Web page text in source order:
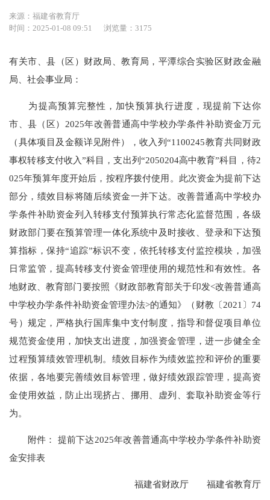
来源：福建省教育厅
时间：2025-01-08 09:51
浏览量：3175
有关市、县（区）财政局、教育局，平潭综合实验区财政金融
局、社会事业局：
为提高预算完整性，加快预算执行进度，现提前下达你
市、县（区）2025年改善普通高中学校办学条件补助资金万元
（具体项目及金额详见附件），收入列“1100245教育共同财政
事权转移支付收入”科目，支出列“2050204高中教育”科目，待2
025年预算年度开始后，按程序拨付使用。此次资金为提前下达
部分，绩效目标将随后续资金一并下达。改善普通高中学校办
学条件补助资金列入转移支付预算执行常态化监督范围，各级
财政部门要在预算管理一体化系统中及时接收、登录和下达预
算指标，保持“追踪”标识不变，依托转移支付监控模块，加强
日常监管，提高转移支付资金管理使用的规范性和有效性。各
地财政、教育部门要按照《财政部教育部关于印发<改善普通高
中学校办学条件补助资金管理办法>的通知》（财教〔2021〕74
号）规定，严格执行国库集中支付制度，指导和督促项目单位
规范资金使用，加快支出进度，加强资金管理，进一步健全全
过程预算绩效管理机制。绩效目标作为绩效监控和评价的重要
依据，各地要完善绩效目标管理，做好绩效跟踪管理，提高资
金使用效益，防止出现挤占、挪用、虚列、套取补助资金等行
为。
附件： 提前下达2025年改善普通高中学校办学条件补助资
金安排表
福建省财政厅 福建省教育厅